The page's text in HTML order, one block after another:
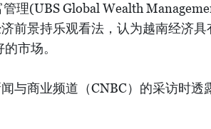
理(UBS Global Wealth
前景持乐观看法，认为越南经济具
市场。
与商业频道（CNBC）的采访时透